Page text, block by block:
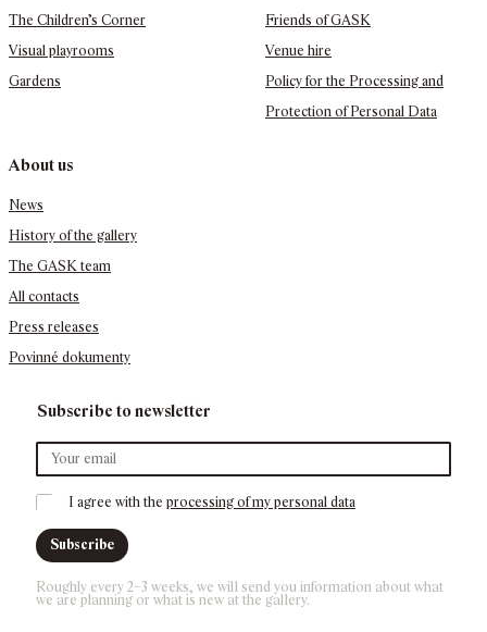
The Children’s Corner
Visual playrooms
Gardens
Friends of GASK
Venue hire
Policy for the Processing and
Protection of Personal Data
About us
News
History of the gallery
The GASK team
All contacts
Press releases
Povinné dokumenty
Subscribe to newsletter
I agree with the processing of my personal data
Subscribe
Roughly every 2–3 weeks, we will send you information about what
we are planning or what is new at the gallery.